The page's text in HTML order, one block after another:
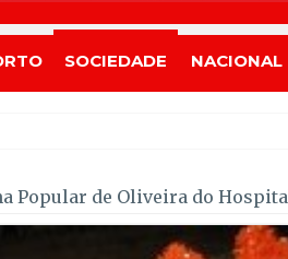
SOCIEDADE NACIONAL
em fase de resolução
Popular de Oliveira do